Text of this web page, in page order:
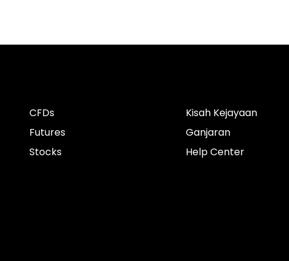
CFDs
Futures
Stocks
Kisah Kejayaan
Ganjaran
Help Center